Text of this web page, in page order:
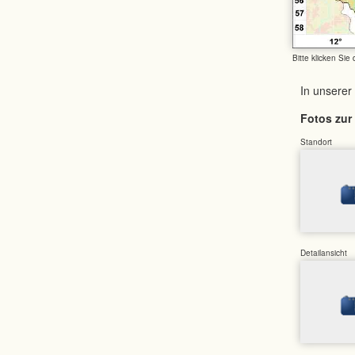
Bitte klicken Sie
In
Fotos
Standort
Detailansicht